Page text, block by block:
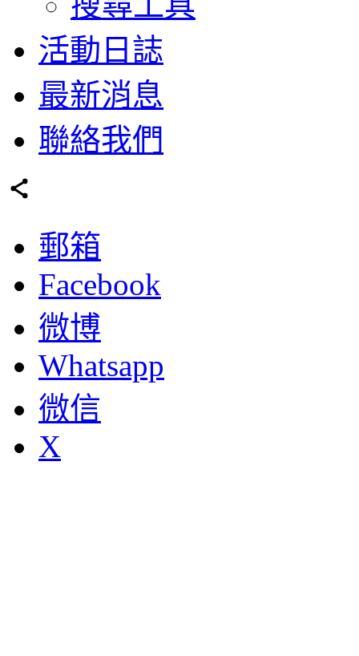
活動日誌
最新消息
聯絡我們
郵箱
Facebook
微博
Whatsapp
微信
X